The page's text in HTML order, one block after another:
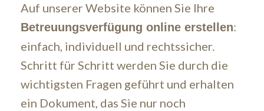
Auf unserer Website können Sie Ihre
Betreuungsverfügung online erstellen:
einfach, individuell und rechtssicher.
Schritt für Schritt werden Sie durch die
wichtigsten Fragen geführt und erhalten
ein Dokument, das Sie nur noch